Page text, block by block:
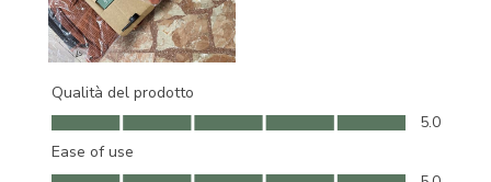
Qualità del prodotto
Qualità del prodotto, 5.0 su 5
5.0
Ease of use
Ease of use, 5.0 su 5